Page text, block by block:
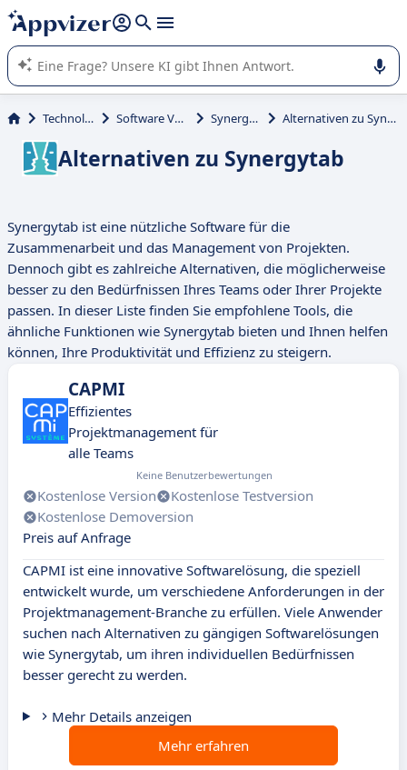
beantworten (mehrere Zeilen mit
Die KI von Appvizer führt Sie bei der Nutzung oder Auswahl
von SaaS-Software in Unternehmen.
Technologie Software Vendor Synergytab Alternativen zu Synergytab
Alternativen zu Synergytab
Synergytab ist eine nützliche Software für die
Zusammenarbeit und das Management von Projekten.
Dennoch gibt es zahlreiche Alternativen, die möglicherweise
besser zu den Bedürfnissen Ihres Teams oder Ihrer Projekte
passen. In dieser Liste finden Sie empfohlene Tools, die
ähnliche Funktionen wie Synergytab bieten und Ihnen helfen
können, Ihre Produktivität und Effizienz zu steigern.
CAPMI
Effizientes
Projektmanagement für
alle Teams
Keine Benutzerbewertungen
Kostenlose Version
Kostenlose Testversion
Kostenlose Demoversion
Preis auf Anfrage
CAPMI ist eine innovative Softwarelösung, die speziell
entwickelt wurde, um verschiedene Anforderungen in der
Projektmanagement-Branche zu erfüllen. Viele Anwender
suchen nach Alternativen zu gängigen Softwarelösungen
wie Synergytab, um ihren individuellen Bedürfnissen
besser gerecht zu werden.
Mehr Details anzeigen
Mehr erfahren